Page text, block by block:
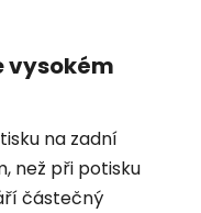
vysokém
na zadní
než při potisku
částečný